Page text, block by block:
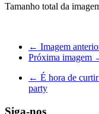
Tamanho total da
← Imagem
Próxima imagem
← É hora de
party
Siga-nos